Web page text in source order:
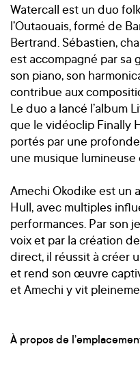
Watercall est un duo
l’Outaouais, formé de
Bertrand. Sébastien,
est accompagné par sa
son piano, son
contribue aux
Le duo a lancé l’album
que le vidéoclip Finally
portés par une
une musique lumineuse
Amechi Okodike est un
Hull, avec multiples
performances. Par son
voix et par la création
direct, il réussit à créer
et rend son œuvre
et Amechi y vit
À propos de